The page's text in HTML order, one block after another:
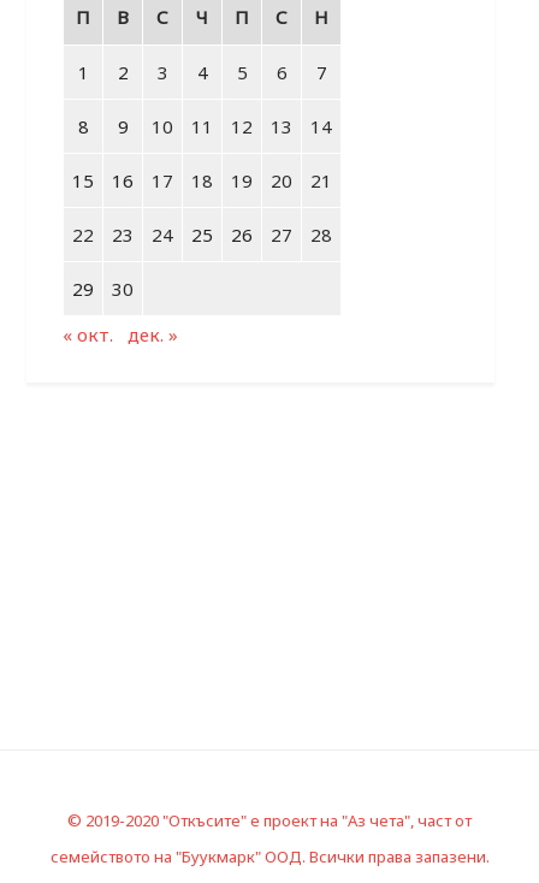
П
В С Ч П С Н
1 2 3 4 5 6 7
8 9 10 11 12 13 14
15 16 17 18 19 20 21
22 23 24 25 26 27 28
29
30
« окт.
дек. »
© 2019-2020 "Откъсите" е проект на "Аз чета", част от
семейството на "Буукмарк" ООД. Всички права запазени.